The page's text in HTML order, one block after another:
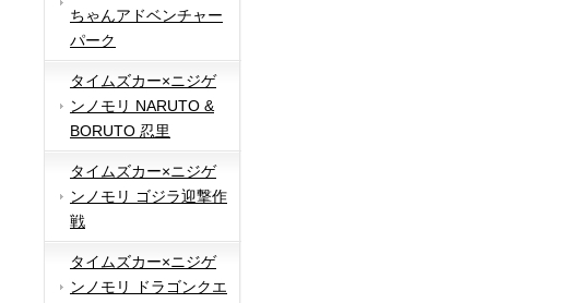
ちゃんアドベンチャー
パーク
タイムズカー×ニジゲ
ンノモリ NARUTO &
BORUTO 忍里
タイムズカー×ニジゲ
ンノモリ ゴジラ迎撃作
戦
タイムズカー×ニジゲ
ンノモリ ドラゴンクエ